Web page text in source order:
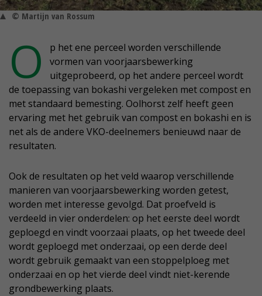
© Martijn van Rossum
O
p het ene perceel worden verschillende
vormen van voorjaarsbewerking
uitgeprobeerd, op het andere perceel wordt
de toepassing van bokashi vergeleken met compost en
met standaard bemesting. Oolhorst zelf heeft geen
ervaring met het gebruik van compost en bokashi en is
net als de andere VKO-deelnemers benieuwd naar de
resultaten.
Ook de resultaten op het veld waarop verschillende
manieren van voorjaarsbewerking worden getest,
worden met interesse gevolgd. Dat proefveld is
verdeeld in vier onderdelen: op het eerste deel wordt
geploegd en vindt voorzaai plaats, op het tweede deel
wordt geploegd met onderzaai, op een derde deel
wordt gebruik gemaakt van een stoppelploeg met
onderzaai en op het vierde deel vindt niet-kerende
grondbewerking plaats.